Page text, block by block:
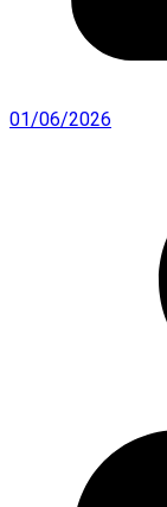
01/06/2026